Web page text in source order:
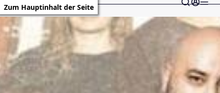
Zum Hauptinhalt der Seite